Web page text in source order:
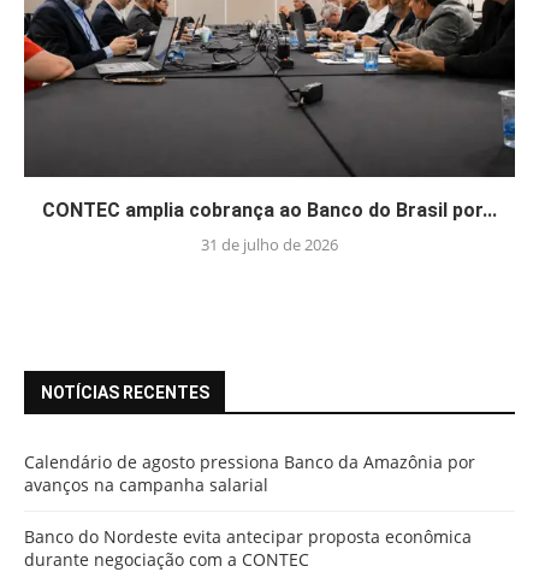
CONTEC amplia cobrança ao Banco do Brasil por...
31 de julho de 2026
NOTÍCIAS RECENTES
Calendário de agosto pressiona Banco da Amazônia por
avanços na campanha salarial
Banco do Nordeste evita antecipar proposta econômica
durante negociação com a CONTEC